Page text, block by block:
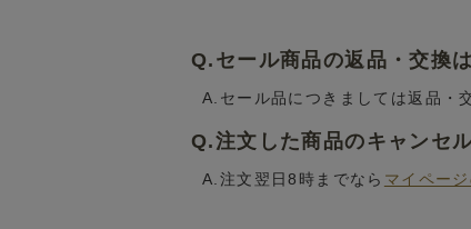
Q.セール商品の返品・交換
A.セール品につきましては返品・
Q.注文した商品のキャンセ
A.注文翌日8時までなら マイペー